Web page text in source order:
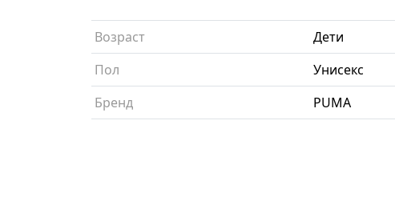
Возраст
Дети
Пол
Унисекс
Бренд
PUMA